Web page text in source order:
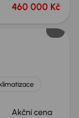
460 000 Kč
Akční cena